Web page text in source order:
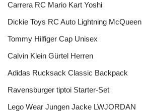
Carrera RC Mario Kart Yoshi
Dickie Toys RC Auto Lightning McQueen
Tommy Hilfiger Cap Unisex
Calvin Klein Gürtel Herren
Adidas Rucksack Classic Backpack
Ravensburger tiptoi Starter-Set
Lego Wear Jungen Jacke LWJORDAN